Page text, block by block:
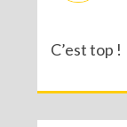
C’est top !